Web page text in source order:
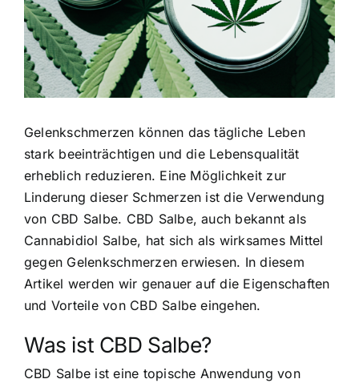
Gelenkschmerzen können das tägliche Leben
stark beeinträchtigen und die Lebensqualität
erheblich reduzieren. Eine Möglichkeit zur
Linderung dieser Schmerzen ist die Verwendung
von CBD Salbe. CBD Salbe, auch bekannt als
Cannabidiol Salbe, hat sich als wirksames Mittel
gegen Gelenkschmerzen erwiesen. In diesem
Artikel werden wir genauer auf die Eigenschaften
und Vorteile von CBD Salbe eingehen.
Was ist CBD Salbe?
CBD Salbe ist eine topische Anwendung von